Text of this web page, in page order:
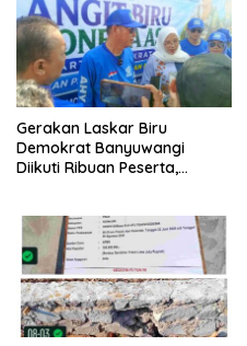
Gerakan Laskar Biru
Demokrat Banyuwangi
Diikuti Ribuan Peserta,